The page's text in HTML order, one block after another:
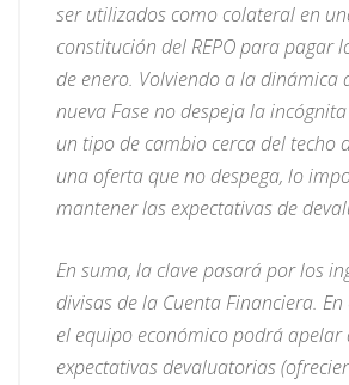
ser utilizados como colateral en
constitución del REPO para pagar
de enero. Volviendo a la dinámica
nueva Fase no despeja la
un tipo de cambio cerca del techo
una oferta que no despega, lo
mantener las expectativas de
En suma, la clave pasará por los
divisas de la Cuenta Financiera.
el equipo económico podrá apelar
expectativas devaluatorias